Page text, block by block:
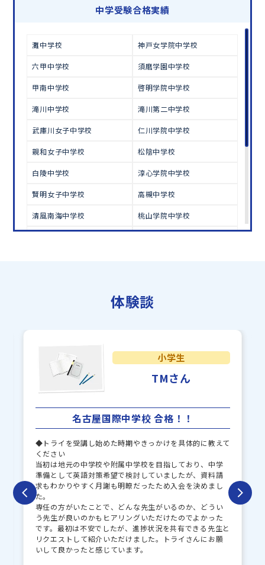
学習相談のお申し込みはこちら
中学受験合格実績
灘中学校 神戸女学院中学校
六甲中学校 須磨学園中学校
甲南中学校 啓明学院中学校
滝川中学校 滝川第二中学校
武庫川女子中学校 仁川学院中学校
親和女子中学校 松陰中学校
白陵中学校 淳心学院中学校
賢明女子中学校 高槻中学校
清風南海中学校 桃山学院中学校
神戸海星女子中学校
体験談
小学生
TMさん
名古屋国際中学校 合格！！
◆トライを受講し始めた時期やきっかけを具体的に教えて
ください
当初は地元の中学校や附属中学校を目指しており、中学
準備として英語対策希望で検討していましたが、資料請
求もわかりやすく月謝も明瞭だったため入会を決めまし
た。
専任の方がいたことで、どんな先生がいるのか、どうい
う先生が良いのかもヒアリングいただけたのでよかった
です。最初は不安でしたが、進捗状況を共有できる先生と
リクエストして紹介いただけました。トライさんにお願
いして良かったと感じています。